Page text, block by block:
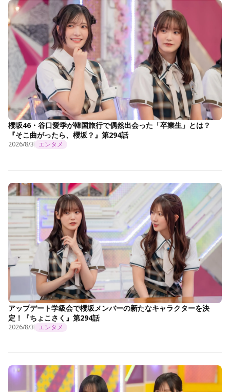
櫻坂46・谷口愛季が韓国旅行で偶然出会った「卒業生」とは？
『そこ曲がったら、櫻坂？』第294話
2026/8/3 エンタメ
アップデート学級会で櫻坂メンバーの新たなキャラクターを決
定！『ちょこさく』第294話
2026/8/3 エンタメ